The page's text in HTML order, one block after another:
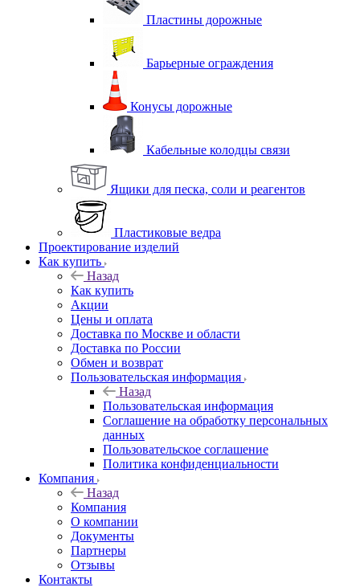
Пластины дорожные
Барьерные ограждения
Конусы дорожные
Кабельные колодцы связи
Ящики для песка, соли и реагентов
Пластиковые ведра
Проектирование изделий
Как купить
Назад
Как купить
Акции
Цены и оплата
Доставка по Москве и области
Доставка по России
Обмен и возврат
Пользовательская информация
Назад
Пользовательская информация
Соглашение на обработку персональных
данных
Пользовательское соглашение
Политика конфиденциальности
Компания
Назад
Компания
О компании
Документы
Партнеры
Отзывы
Контакты